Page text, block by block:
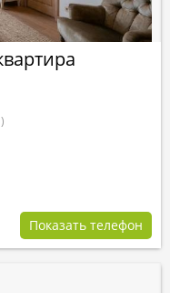
Показать телефон